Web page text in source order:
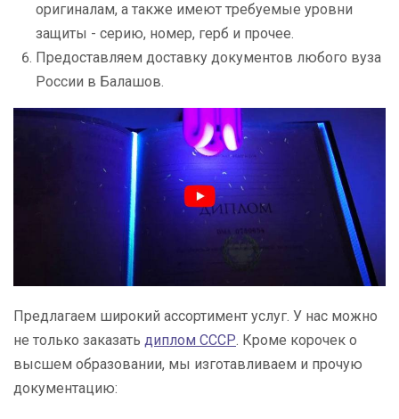
оригиналам, а также имеют требуемые уровни
защиты - серию, номер, герб и прочее.
Предоставляем доставку документов любого вуза
России в Балашов.
Предлагаем широкий ассортимент услуг. У нас можно
не только заказать диплом СССР. Кроме корочек о
высшем образовании, мы изготавливаем и прочую
документацию: